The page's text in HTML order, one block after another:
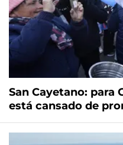
San Cayetano: para
está cansado de